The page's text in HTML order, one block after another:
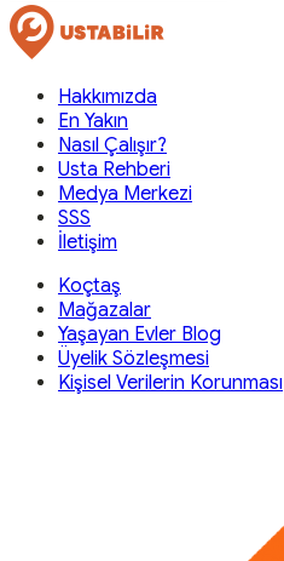
Hakkımızda
En Yakın
Nasıl Çalışır?
Usta Rehberi
Medya Merkezi
SSS
İletişim
Koçtaş
Mağazalar
Yaşayan Evler Blog
Üyelik Sözleşmesi
Kişisel Verilerin Korunması